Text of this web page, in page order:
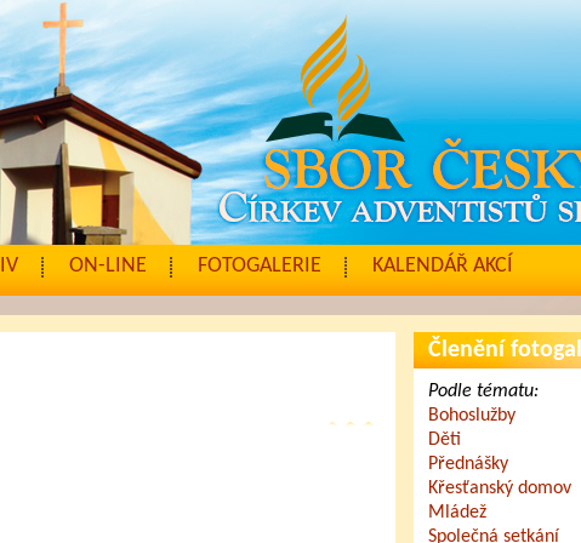
ON-LINE FOTOGALERIE KALENDÁŘ AKCÍ
Členění
Podle tématu:
Bohoslužby
Děti
Přednášky
Křesťanský domov
Mládež
Společná setkání